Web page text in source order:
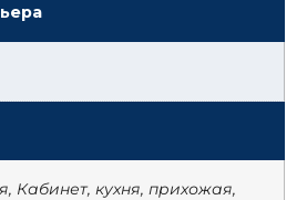
Кабинет, кухня, прихожая,